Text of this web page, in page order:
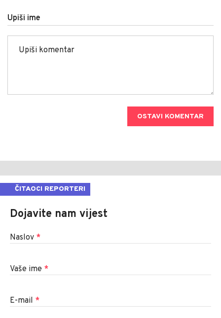
Upiši ime
OSTAVI KOMENTAR
ČITAOCI REPORTERI
Dojavite nam vijest
Naslov *
Vaše ime *
E-mail *